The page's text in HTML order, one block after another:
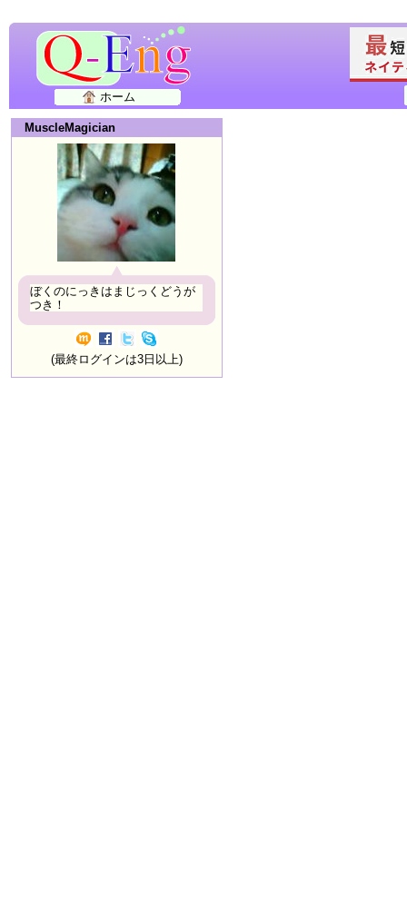
ホーム
MuscleMagician
ぼくのにっきはまじっくどうが
つき！
(最終ログインは3日以上)